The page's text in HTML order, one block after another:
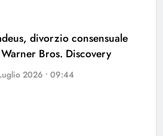
divorzio consensuale
Bros. Discovery
2026 • 09:44